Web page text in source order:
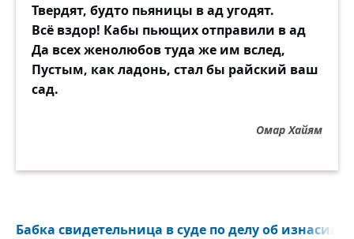
Твердят, будто пьяницы в ад угодят.
Всё вздор! Кабы пьющих отправили в ад
Да всех женолюбов туда же им вслед,
Пустым, как ладонь, стал бы райский ваш
сад.
Омар Хайям
Бабка свидетельница в суде по делу об